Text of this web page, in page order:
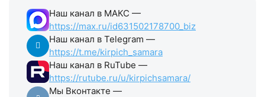
Наш канал в МАКС —
https://max.ru/id631502178700_biz
Наш канал в Telegram —
https://t.me/kirpich_samara
Наш канал в RuTube —
https://rutube.ru/u/kirpichsamara/
Мы Вконтакте —